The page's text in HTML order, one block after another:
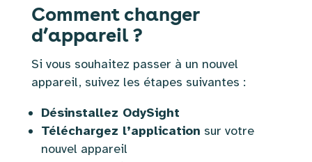
Comment changer
d’appareil ?
Si vous souhaitez passer à un nouvel
appareil, suivez les étapes suivantes :
Désinstallez OdySight
Téléchargez l’application sur votre
nouvel appareil